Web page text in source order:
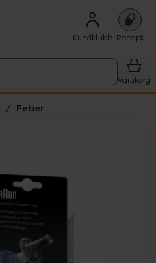
Kundklubb Recept
Varukorg
Feber